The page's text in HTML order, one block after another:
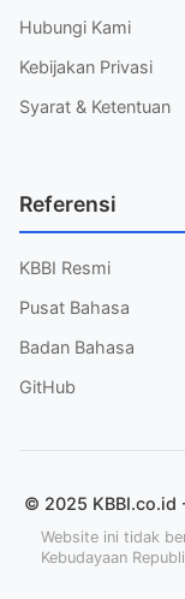
Hubungi Kami
Kebijakan Privasi
Syarat & Ketentuan
Referensi
KBBI Resmi
Pusat Bahasa
Badan Bahasa
GitHub
© 2025 KBBI.co.id
Website ini tidak
Kebudayaan